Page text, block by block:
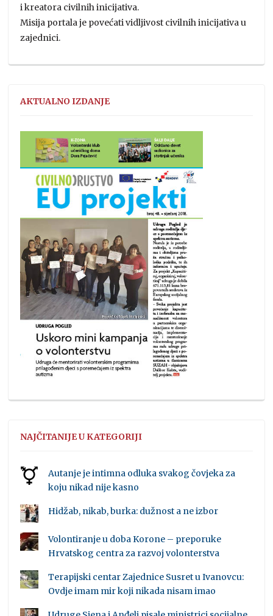
i kreatora civilnih inicijativa.
Misija portala je povećati vidljivost civilnih inicijativa u
zajednici.
AKTUALNO IZDANJE
NAJČITANIJE U KATEGORIJI
Autanje je intimna odluka svakog čovjeka za
koju nikad nije kasno
Hidžab, nikab, burka: dužnost a ne izbor
Volontiranje u doba Korone – preporuke
Hrvatskog centra za razvoj volonterstva
Terapijski centar Zajednice Susret u Ivanovcu:
Ovdje imam mir koji nikada nisam imao